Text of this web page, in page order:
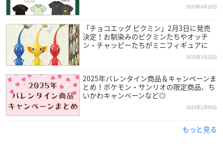
2025年4月19日
「チョコエッグ ピクミン」2月3日に発売
決定！お馴染みのピクミンたちやオッチ
ン・チャッピーたちがミニフィギュアに
2025年1月23日
2025年バレンタイン商品＆キャンペーンま
とめ！ポケモン・サンリオの限定商品、ち
いかわキャンペーンなど◎
2025年1月09日
もっと見る